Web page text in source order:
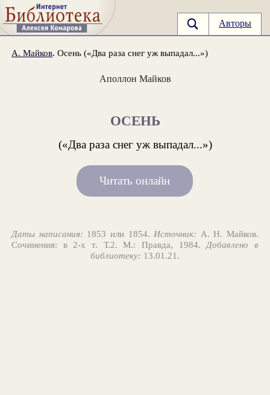
Авторы
А. Майков. Осень («Два раза снег уж выпадал...»)
Аполлон Майков
ОСЕНЬ
(«Два раза снег уж выпадал...»)
Читать онлайн
Даты написания: 1853 или 1854. Источник: А. Н. Майков.
Сочинения: в 2-х т. Т.2. М.: Правда, 1984. Добавлено в
библиотеку: 13.01.21.